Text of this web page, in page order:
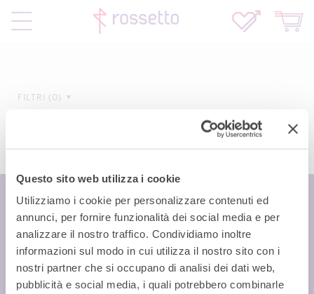
Questo sito web utilizza i cookie
Utilizziamo i cookie per personalizzare contenuti ed
annunci, per fornire funzionalità dei social media e per
analizzare il nostro traffico. Condividiamo inoltre
informazioni sul modo in cui utilizza il nostro sito con i
nostri partner che si occupano di analisi dei dati web,
pubblicità e social media, i quali potrebbero combinarle
FILTRI 0